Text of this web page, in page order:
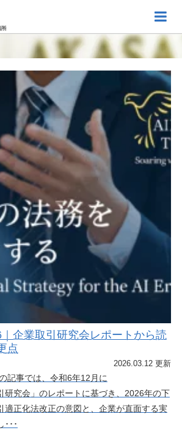
企業取引研究会レポートから読
点
2026.03.12 更新
記事では、令和6年12月に
研究会」のレポートに基づき、2026年の下
適正化法改正の意図と、企業が直面する実
･･･